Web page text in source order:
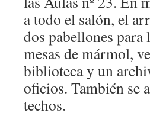
a todo el salón, el
dos pabellones para
mesas de mármol,
biblioteca y un
oficios. También se
techos.